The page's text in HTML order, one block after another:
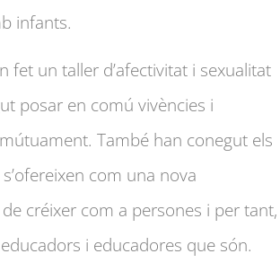
infants.
fet un taller d’afectivitat i sexualitat
posar en comú vivències i
També han conegut els
com una nova
créixer com a persones i per tant,
i educadores que són.